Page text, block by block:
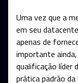
Uma vez que a
em seu
apenas de
importante
qualificação líder
prática padrão